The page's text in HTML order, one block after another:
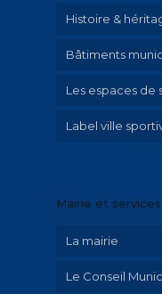
Histoire &
Patrimoine
Parcours
Illustrations
Bâtiments
Les espaces de
Label ville
Mairie et services
La mairie
Le Conseil